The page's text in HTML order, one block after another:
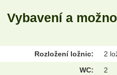
Vybavení a
Rozložení ložnic:
2
WC:
2